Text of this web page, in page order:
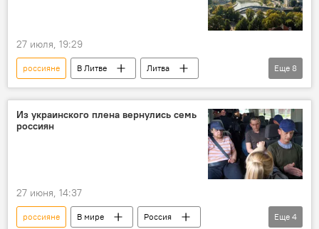
27 июля, 19:29
россияне В Литве
Литва
запрет на въезд
Культура
Россия
Еще 8
Из украинского плена вернулись семь
россиян
27 июня, 14:37
россияне В мире
Россия
Еще 4